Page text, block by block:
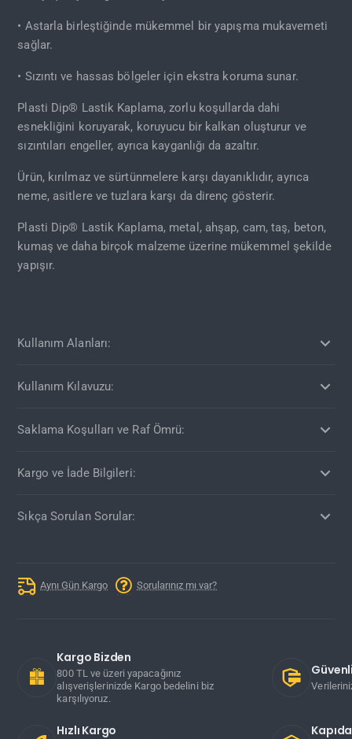
• Astarla birleştiğinde mükemmel bir yapışma mukavemeti
sağlar.
• Sızıntı ve hassas bölgeler için ekstra koruma sunar.
Plasti Dip® Lastik Kaplama, zorlu koşullarda dahi
esnekliğini koruyarak, koruyucu bir kalkan oluşturur ve
sızıntıları engeller, ayrıca kayganlığı da azaltır.
Ürün, kırılmaz ve sürtünmelere karşı dayanıklıdır, ayrıca
neme, asitlere ve tuzlara karşı da direnç gösterir.
Plasti Dip® Lastik Kaplama, metal, ahşap, cam, taş, beton,
kumaş ve daha birçok malzeme üzerine mükemmel şekilde
yapışır.
Kullanım Alanları:
Kullanım Kılavuzu:
Saklama Koşulları ve Raf Ömrü:
Kargo ve İade Bilgileri:
Sıkça Sorulan Sorular:
Aynı Gün Kargo Sorularınız mı var?
Kargo Bizden
800 TL ve üzeri yapacağınız
alışverişlerinizde Kargo bedelini biz
karşılıyoruz.
Hızlı Kargo